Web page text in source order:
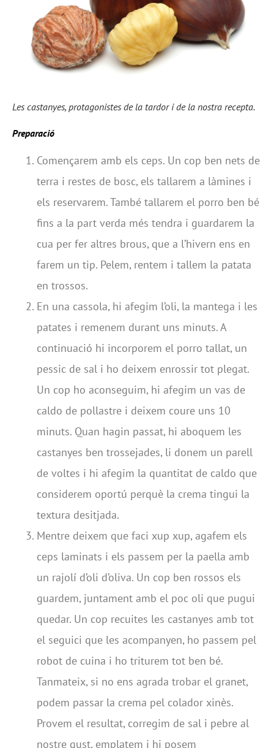
Les castanyes, protagonistes de la tardor i de la nostra recepta.
Preparació
Començarem amb els ceps. Un cop ben nets de
terra i restes de bosc, els tallarem a làmines i
els reservarem. També tallarem el porro ben bé
fins a la part verda més tendra i guardarem la
cua per fer altres brous, que a l’hivern ens en
farem un tip. Pelem, rentem i tallem la patata
en trossos.
En una cassola, hi afegim l’oli, la mantega i les
patates i remenem durant uns minuts. A
continuació hi incorporem el porro tallat, un
pessic de sal i ho deixem enrossir tot plegat.
Un cop ho aconseguim, hi afegim un vas de
caldo de pollastre i deixem coure uns 10
minuts. Quan hagin passat, hi aboquem les
castanyes ben trossejades, li donem un parell
de voltes i hi afegim la quantitat de caldo que
considerem oportú perquè la crema tingui la
textura desitjada.
Mentre deixem que faci xup xup, agafem els
ceps laminats i els passem per la paella amb
un rajolí d’oli d’oliva. Un cop ben rossos els
guardem, juntament amb el poc oli que pugui
quedar. Un cop recuites les castanyes amb tot
el seguici que les acompanyen, ho passem pel
robot de cuina i ho triturem tot ben bé.
Tanmateix, si no ens agrada trobar el granet,
podem passar la crema pel colador xinès.
Provem el resultat, corregim de sal i pebre al
nostre gust, emplatem i hi posem